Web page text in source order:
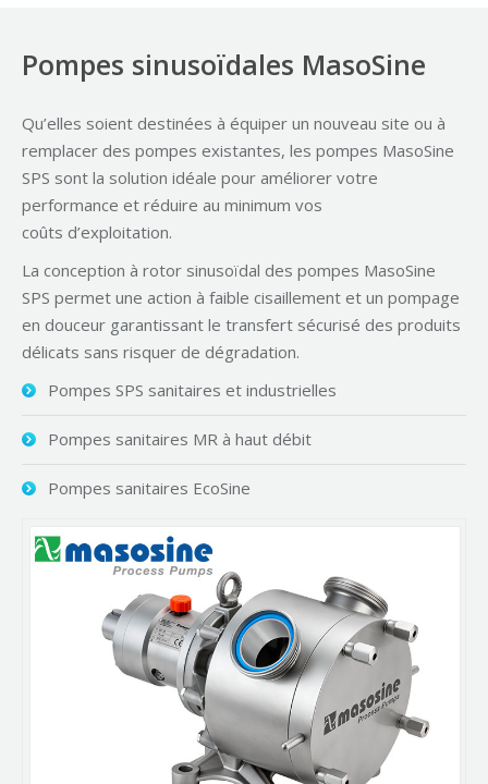
Pompes sinusoïdales MasoSine
Qu’elles soient destinées à équiper un nouveau site ou à
remplacer des pompes existantes, les pompes MasoSine
SPS sont la solution idéale pour améliorer votre
performance et réduire au minimum vos
coûts d’exploitation.
La conception à rotor sinusoïdal des pompes MasoSine
SPS permet une action à faible cisaillement et un pompage
en douceur garantissant le transfert sécurisé des produits
délicats sans risquer de dégradation.
Pompes SPS sanitaires et industrielles
Pompes sanitaires MR à haut débit
Pompes sanitaires EcoSine